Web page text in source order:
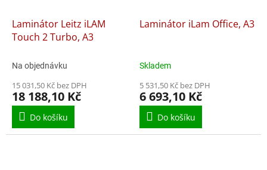
Laminátor Leitz iLAM
Touch 2 Turbo, A3
Na objednávku
15 031,50 Kč bez DPH
18 188,10 Kč
Do košíku
Laminátor iLam Office, A3
Skladem
5 531,50 Kč bez DPH
6 693,10 Kč
Do košíku